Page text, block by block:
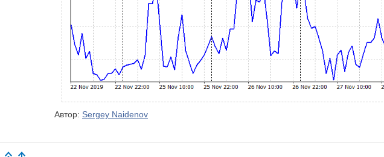
Автор: Sergey Naidenov